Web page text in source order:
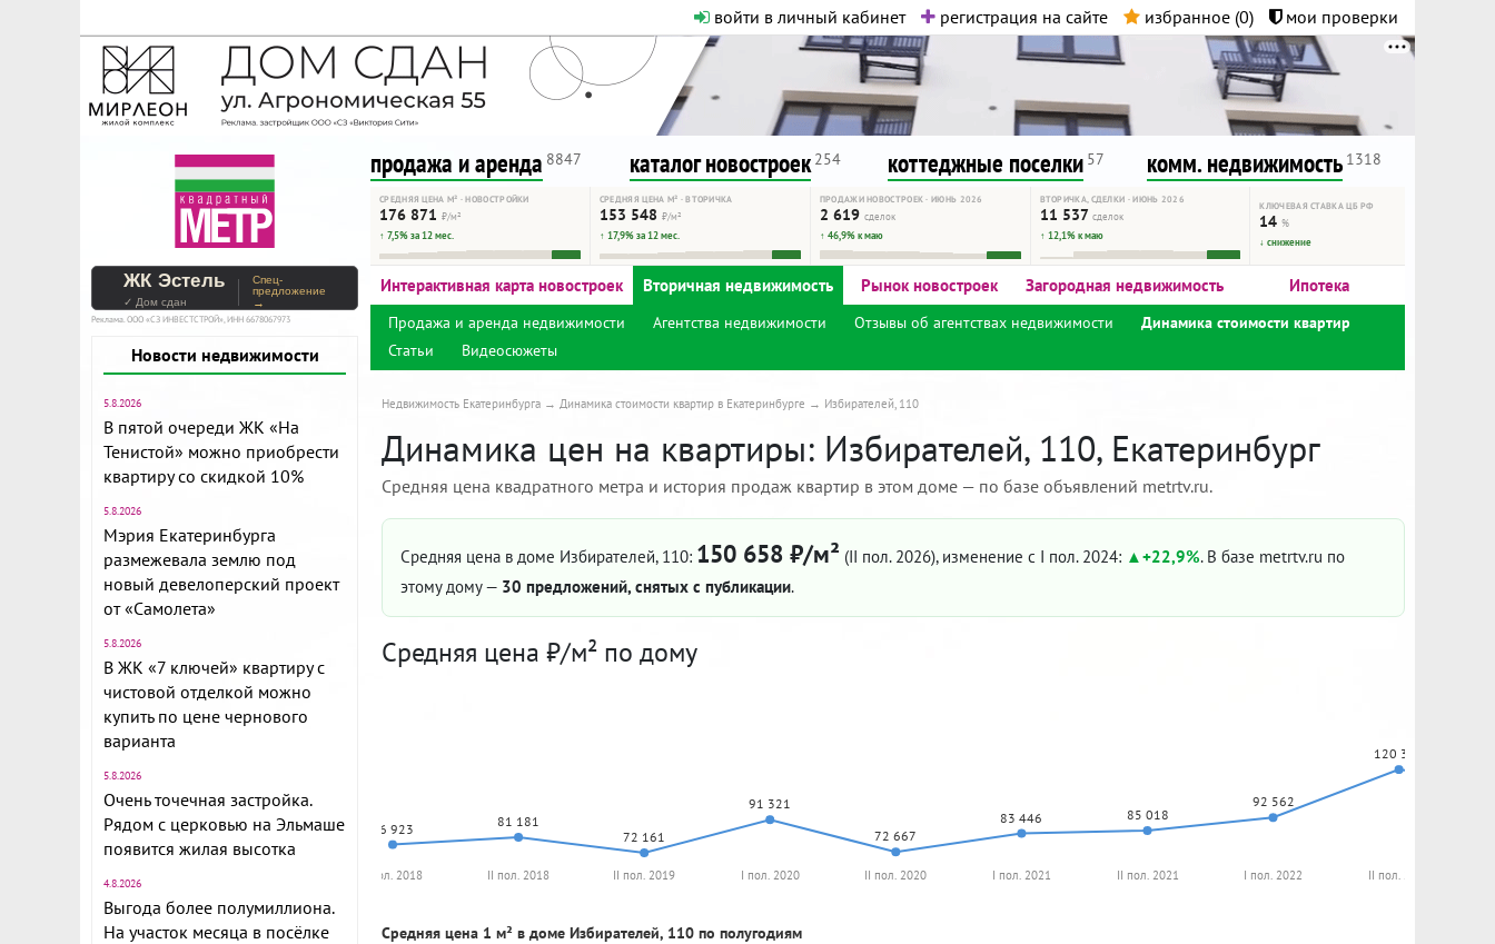
войти в личный кабинет регистрация на сайте избранное (0) мои проверки
На Метре реклама - только нормальная. Никакого шок-контента.
Помогайте независимому ресурсу, как он помогает вам. Удачи!
продажа и аренда 8847 каталог новостроек 254 коттеджные поселки 57 комм. недвижимость 1318
СРЕДНЯЯ ЦЕНА М² · НОВОСТРОЙКИ
176 871 ₽/м²
↑ 7,5% за 12 мес.
СРЕДНЯЯ ЦЕНА М² · ВТОРИЧКА
153 548 ₽/м²
↑ 17,9% за 12 мес.
ПРОДАЖИ НОВОСТРОЕК · ИЮНЬ 2026
2 619 сделок
↑ 46,9% к маю
ВТОРИЧКА, СДЕЛКИ · ИЮНЬ 2026
11 537 сделок
↑ 12,1% к маю
КЛЮЧЕВАЯ СТАВКА ЦБ РФ
14%
↓ снижение
ЖК Эстель
✓ Дом сдан
Спец-
предложение
→
Реклама. ООО «СЗ ИНВЕСТСТРОЙ», ИНН 6678067973
Новости недвижимости
5.8.2026
В пятой очереди ЖК «На
Тенистой» можно приобрести
квартиру со скидкой 10%
5.8.2026
Мэрия Екатеринбурга
размежевала землю под
новый девелоперский проект
от «Самолета»
5.8.2026
В ЖК «7 ключей» квартиру с
чистовой отделкой можно
купить по цене чернового
варианта
5.8.2026
Очень точечная застройка.
Рядом с церковью на Эльмаше
появится жилая высотка
4.8.2026
Выгода более полумиллиона.
На участок месяца в посёлке
Интерактивная карта новостроек Вторичная недвижимость Рынок новостроек Загородная недвижимость Ипотека
Продажа и аренда недвижимости Агентства недвижимости Отзывы об агентствах недвижимости
Динамика стоимости квартир
Статьи
Видеосюжеты
Недвижимость Екатеринбурга Динамика стоимости квартир в Екатеринбурге Избирателей, 110
Динамика цен на квартиры: Избирателей, 110, Екатеринбург
Средняя цена квадратного метра и история продаж квартир в этом доме — по базе объявлений metrtv.ru.
Средняя цена в доме Избирателей, 110: 150 658 ₽/м² (II пол. 2026), изменение с I пол. 2024: +22,9%. В базе metrtv.ru по
этому дому — 30 предложений, снятых с публикации.
Средняя цена ₽/м² по дому
76 923
81 181
72 161
91 321
72 667
83 446 85 018
92 562
120 344
I пол. 2018 II пол. 2018 II пол. 2019 I пол. 2020 II пол. 2020 I пол. 2021 II пол. 2021 I пол. 2022 II пол. 2022
Средняя цена 1 м² в доме Избирателей, 110 по полугодиям